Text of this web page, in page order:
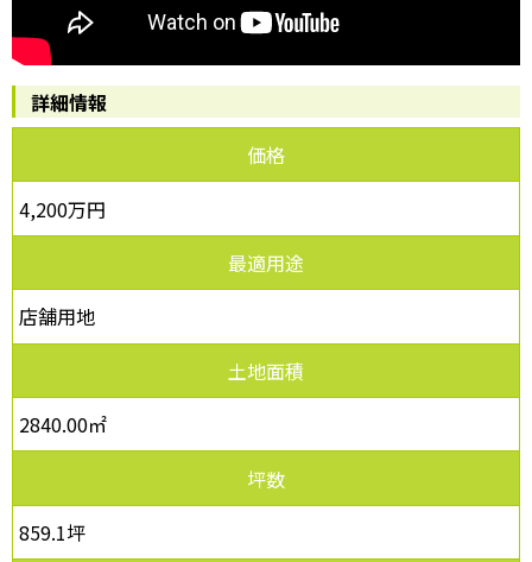
詳細情報
価格
4,200万円
最適用途
店舗用地
土地面積
2840.00㎡
坪数
859.1坪